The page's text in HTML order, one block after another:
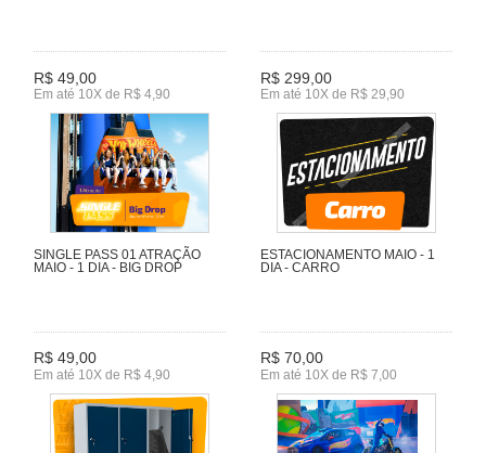
R$ 49,00
Em até 10X de R$ 4,90
R$ 299,00
Em até 10X de R$ 29,90
SINGLE PASS 01 ATRAÇÃO
MAIO - 1 DIA - BIG DROP
R$ 49,00
Em até 10X de R$ 4,90
ESTACIONAMENTO MAIO - 1
DIA - CARRO
R$ 70,00
Em até 10X de R$ 7,00